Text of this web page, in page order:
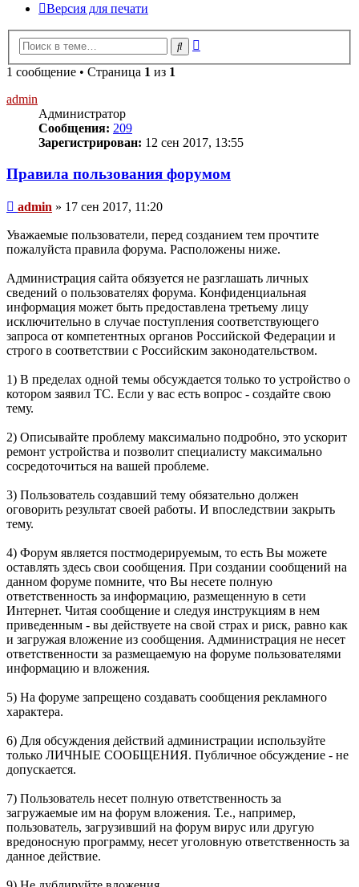
Версия для печати
Поиск
1 сообщение • Страница 1 из 1
admin
Администратор
Сообщения: 209
Зарегистрирован: 12 сен 2017, 13:55
Правила пользования форумом
Сообщение
admin » 17 сен 2017, 11:20
Уважаемые пользователи, перед созданием тем прочтите
пожалуйста правила форума. Расположены ниже.
Администрация сайта обязуется не разглашать личных
сведений о пользователях форума. Конфиденциальная
информация может быть предоставлена третьему лицу
исключительно в случае поступления соответствующего
запроса от компетентных органов Российской Федерации и
строго в соответствии с Российским законодательством.
1) В пределах одной темы обсуждается только то устройство о
котором заявил ТС. Если у вас есть вопрос - создайте свою
тему.
2) Описывайте проблему максимально подробно, это ускорит
ремонт устройства и позволит специалисту максимально
сосредоточиться на вашей проблеме.
3) Пользователь создавший тему обязательно должен
оговорить результат своей работы. И впоследствии закрыть
тему.
4) Форум является постмодерируемым, то есть Вы можете
оставлять здесь свои сообщения. При создании сообщений на
данном форуме помните, что Вы несете полную
ответственность за информацию, размещенную в сети
Интернет. Читая сообщение и следуя инструкциям в нем
приведенным - вы действуете на свой страх и риск, равно как
и загружая вложение из сообщения. Администрация не несет
ответственности за размещаемую на форуме пользователями
информацию и вложения.
5) На форуме запрещено создавать сообщения рекламного
характера.
6) Для обсуждения действий администрации используйте
только ЛИЧНЫЕ СООБЩЕНИЯ. Публичное обсуждение - не
допускается.
7) Пользователь несет полную ответственность за
загружаемые им на форум вложения. Т.е., например,
пользователь, загрузивший на форум вирус или другую
вредоносную программу, несет уголовную ответственность за
данное действие.